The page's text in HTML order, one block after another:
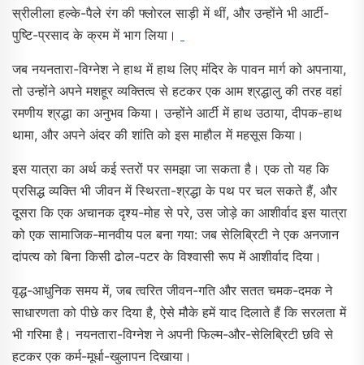
स्रीलीला हल्के-पैले रंग की फ्लोरल साड़ी में थीं, और उन्होंने भी आर्टी-
पुष्टि-प्रसाद के क्रम में भाग लिया।
जब नयनतारा-विग्नेश ने हाथ में हाथ लिए मंदिर के पावन मार्ग को अपनाया,
तो उन्होंने अपने मशहूर व्यक्तित्व से हटकर एक आम श्रद्धालु की तरह वहां
रमणीय श्रद्धा का अनुभव किया। उन्होंने आर्टी में हाथ उठाया, दीपक-हाथ
थामा, और अपने अंदर की शांति को इस माहौल में महसूस किया।
इस यात्रा का अर्थ कई स्तरों पर समझा जा सकता है। एक तो यह कि
प्रसिद्ध व्यक्ति भी जीवन में स्थिरता-श्रद्धा के पथ पर चल सकते हैं, और
दूसरा कि एक अचानक दृश्य-मोह से परे, उस जोड़े का आशीर्वाद इस यात्रा
को एक सामाजिक-मानवीय पल बना गया: जब सेलिब्रिटी ने एक अनजान
दांपत्य को बिना किसी ढोल-पटर के विश्वासी रूप में आशीर्वाद दिया।
वृद्ध-आधुनिक समय में, जब त्वरित जीवन-गति और सतत चमक-दमक ने
साधारणता को पीछे कर दिया है, ऐसे मौके हमें याद दिलाते हैं कि सरलता में
भी गरिमा है। नयनतारा-विग्नेश ने अपनी फिल्म-और-सेलिब्रिटी छवि से
हटकर एक कर्म-मूर्धा-खुलापन दिखाया।